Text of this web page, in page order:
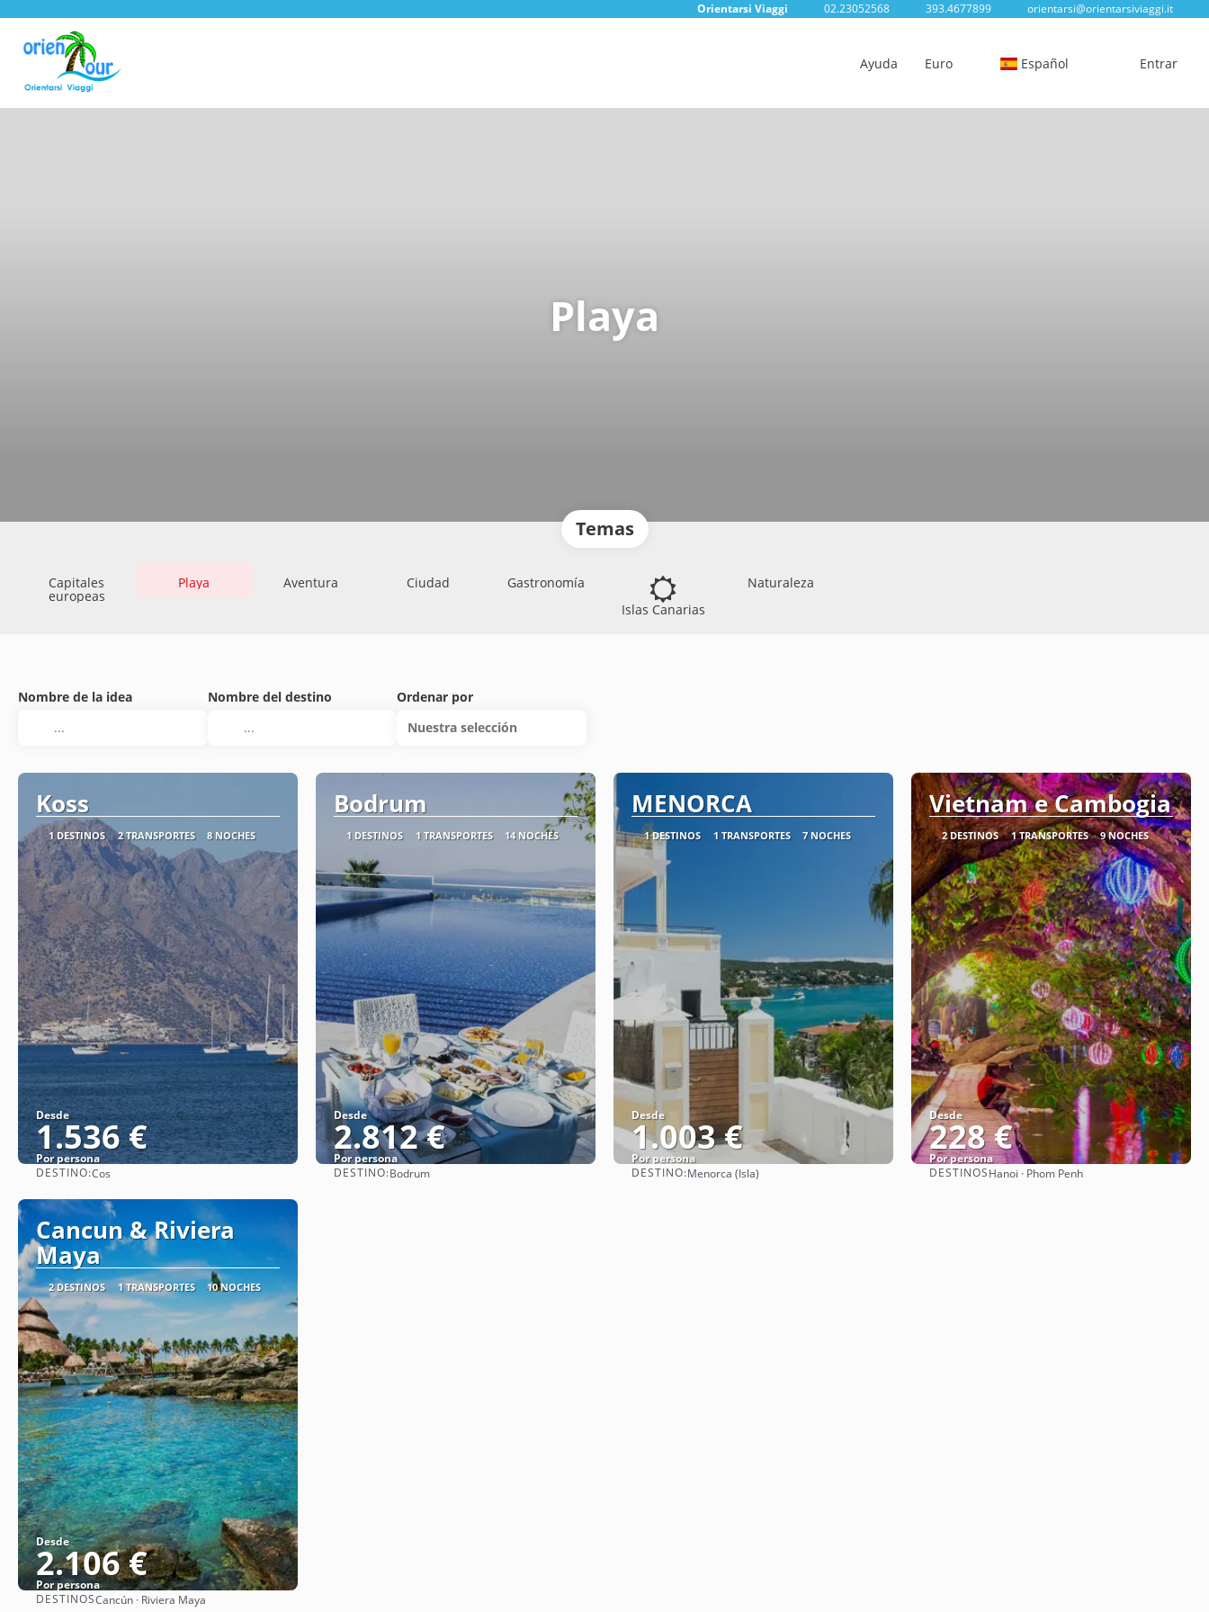
Orientarsi Viaggi 02.23052568 393.4677899 orientarsi@orientarsiviaggi.it
Ayuda Euro Español Entrar
Playa
Temas
Capitales
europeas
Playa Aventura Ciudad
Gastronomía
Islas Canarias
Naturaleza
Nombre de la idea Nombre del destino
Ordenar por
Nuestra selección
Koss
1 DESTINOS 2 TRANSPORTES 8 NOCHES
Desde
1.536 €
Por persona
DESTINO:Cos
Bodrum
1 DESTINOS 1 TRANSPORTES 14 NOCHES
Desde
2.812 €
Por persona
DESTINO:Bodrum
MENORCA
1 DESTINOS 1 TRANSPORTES 7 NOCHES
Desde
1.003 €
Por persona
Ver
DESTINO:Menorca (Isla)
Vietnam e Cambogia
2 DESTINOS 1 TRANSPORTES 9 NOCHES
Desde
228 €
Por persona
Ver
DESTINOSHanoi · Phom Penh
Cancun & Riviera
Maya
2 DESTINOS 1 TRANSPORTES 10 NOCHES
Desde
2.106 €
Por persona
Ver
DESTINOSCancún · Riviera Maya